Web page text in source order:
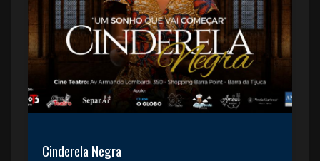
Cinderela Negra